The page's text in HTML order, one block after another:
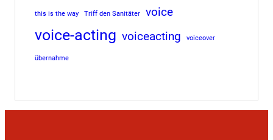
this is the way Triff den Sanitäter voice
voice-acting voiceacting voiceover
übernahme